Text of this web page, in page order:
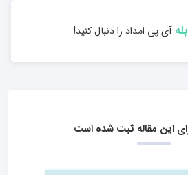
بلهآی پی امداد را دنبال کنید!